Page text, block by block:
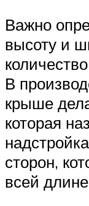
Важно
высоту и
В
крыше
которая
сторон,
всей